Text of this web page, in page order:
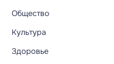
Общество
Культура
Здоровье